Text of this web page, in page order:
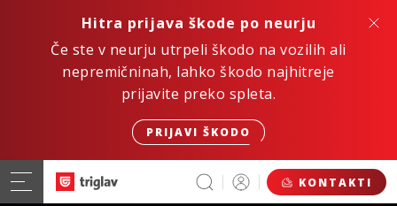
Hitra prijava škode po neurju
Če ste v neurju utrpeli škodo na vozilih ali
nepremičninah, lahko škodo najhitreje
prijavite preko spleta.
PRIJAVI ŠKODO
KONTAKTI